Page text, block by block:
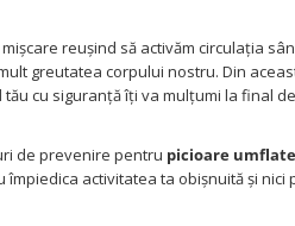
reușind să activăm circulația
greutatea corpului nostru. Din
tău cu siguranță îți va mulțumi la final
de prevenire pentru picioare
activitatea ta obișnuită și